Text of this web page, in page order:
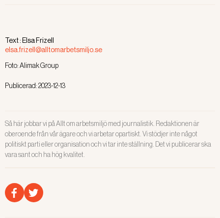
forskning.
Text : Elsa Frizell
elsa.frizell@alltomarbetsmiljo.se
Foto:Alimak Group
Publicerad:2023-12-13
Så här jobbar vi på Allt om arbetsmiljö med journalistik. Redaktionen är
oberoende från vår ägare och vi arbetar opartiskt. Vi stödjer inte något
politiskt parti eller organisation och vi tar inte ställning. Det vi publicerar ska
vara sant och ha hög kvalitet.